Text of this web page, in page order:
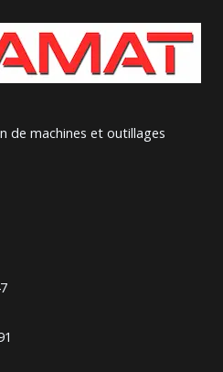
de machines et outillages